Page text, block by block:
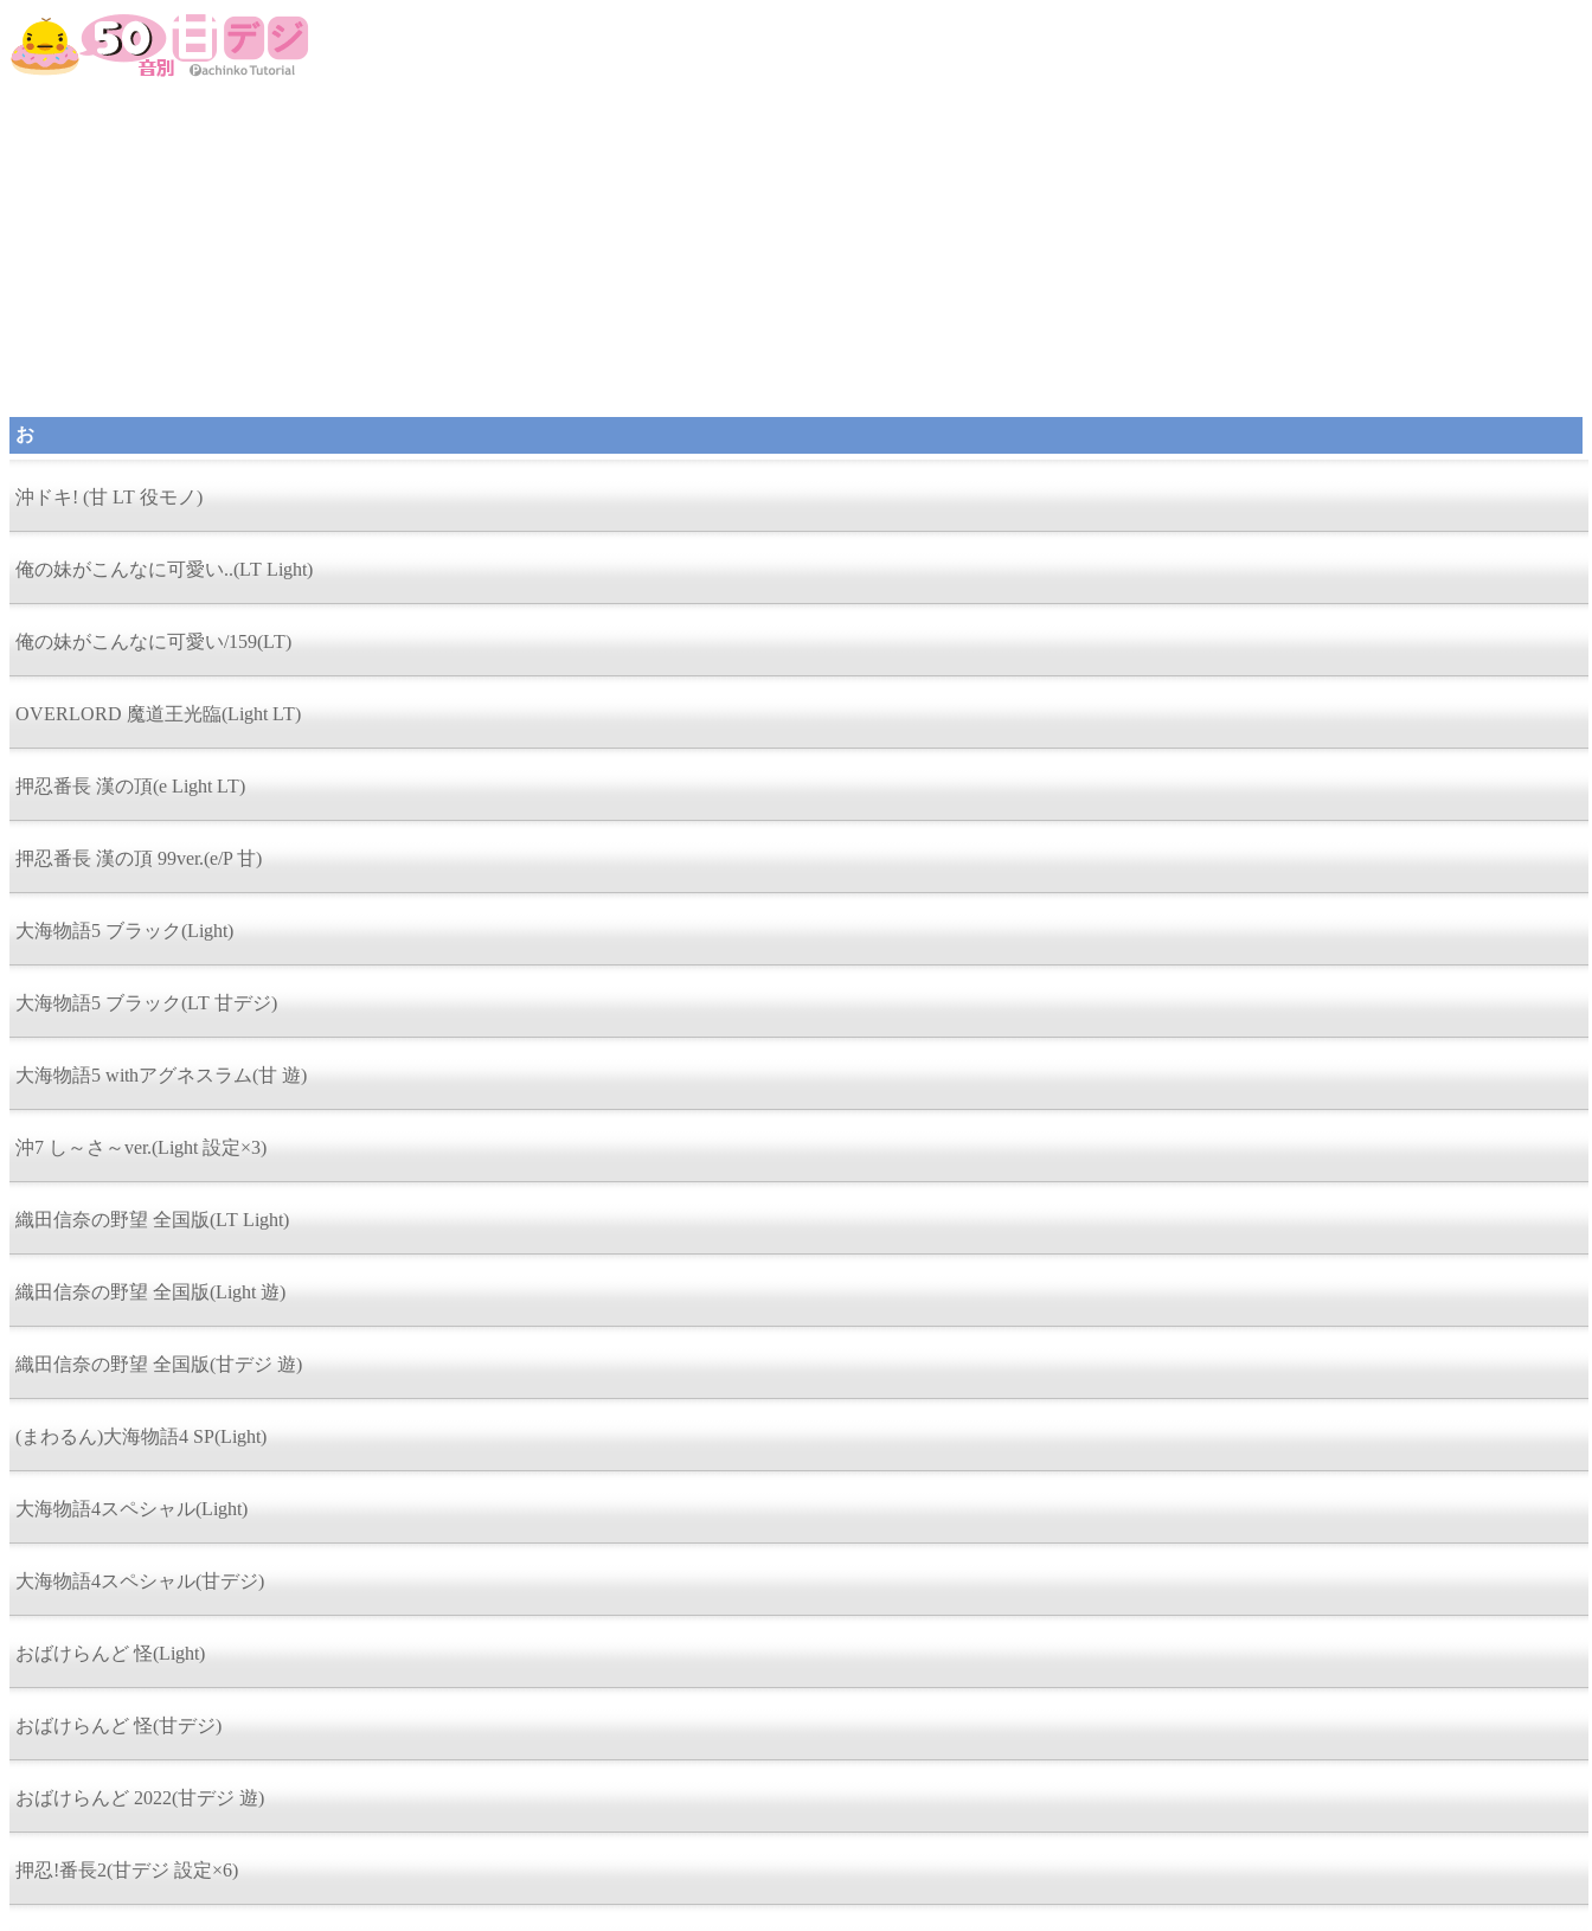
お
沖ドキ! (甘 LT 役モノ)
俺の妹がこんなに可愛い..(LT Light)
俺の妹がこんなに可愛い/159(LT)
OVERLORD 魔道王光臨(Light LT)
押忍番長 漢の頂(e Light LT)
押忍番長 漢の頂 99ver.(e/P 甘)
大海物語5 ブラック(Light)
大海物語5 ブラック(LT 甘デジ)
大海物語5 withアグネスラム(甘 遊)
沖7 し～さ～ver.(Light 設定×3)
織田信奈の野望 全国版(LT Light)
織田信奈の野望 全国版(Light 遊)
織田信奈の野望 全国版(甘デジ 遊)
(まわるん)大海物語4 SP(Light)
大海物語4スペシャル(Light)
大海物語4スペシャル(甘デジ)
おばけらんど 怪(Light)
おばけらんど 怪(甘デジ)
おばけらんど 2022(甘デジ 遊)
押忍!番長2(甘デジ 設定×6)